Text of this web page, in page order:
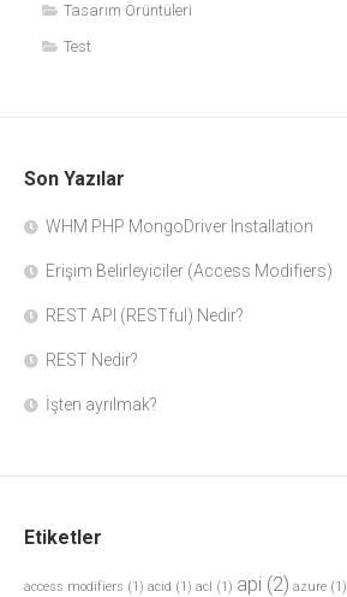
Tasarım Örüntüleri
Test
Son Yazılar
WHM PHP MongoDriver Installation
Erişim Belirleyiciler (Access Modifiers)
REST API (RESTful) Nedir?
REST Nedir?
İşten ayrılmak?
Etiketler
access modifiers (1) acid (1) acl (1) api (2) azure (1)